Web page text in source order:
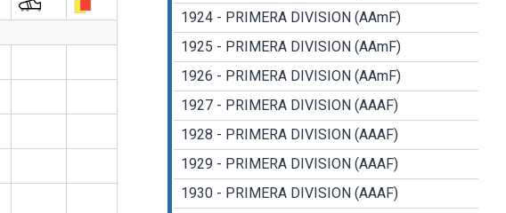
1924 - PRIMERA DIVISION (AAmF)
1925 - PRIMERA DIVISION (AAmF)
1926 - PRIMERA DIVISION (AAmF)
1927 - PRIMERA DIVISION (AAAF)
1928 - PRIMERA DIVISION (AAAF)
1929 - PRIMERA DIVISION (AAAF)
1930 - PRIMERA DIVISION (AAAF)